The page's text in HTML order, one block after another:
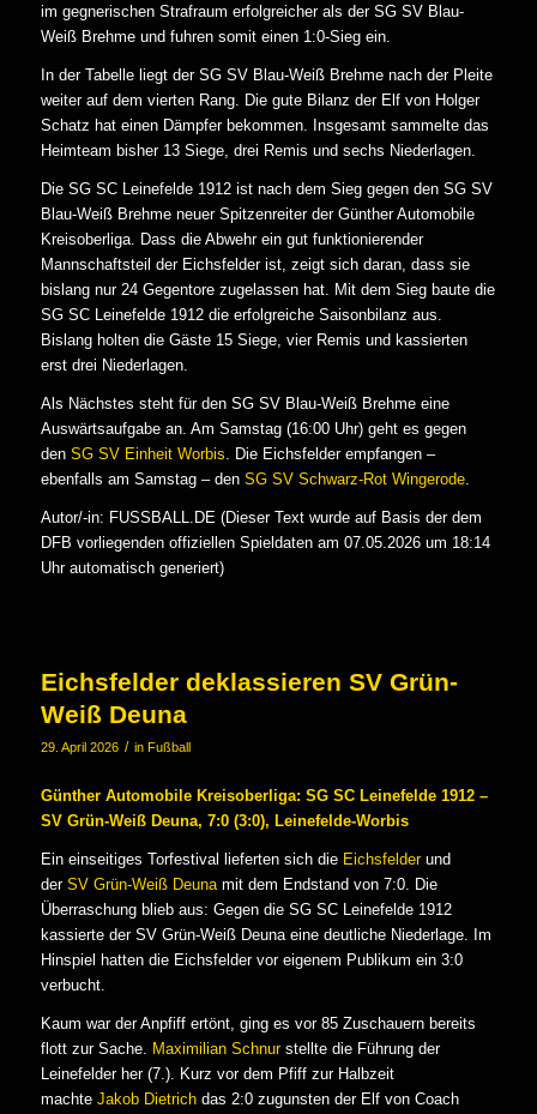
im gegnerischen Strafraum erfolgreicher als der SG SV Blau-
Weiß Brehme und fuhren somit einen 1:0-Sieg ein.
In der Tabelle liegt der SG SV Blau-Weiß Brehme nach der Pleite
weiter auf dem vierten Rang. Die gute Bilanz der Elf von Holger
Schatz hat einen Dämpfer bekommen. Insgesamt sammelte das
Heimteam bisher 13 Siege, drei Remis und sechs Niederlagen.
Die SG SC Leinefelde 1912 ist nach dem Sieg gegen den SG SV
Blau-Weiß Brehme neuer Spitzenreiter der Günther Automobile
Kreisoberliga. Dass die Abwehr ein gut funktionierender
Mannschaftsteil der Eichsfelder ist, zeigt sich daran, dass sie
bislang nur 24 Gegentore zugelassen hat. Mit dem Sieg baute die
SG SC Leinefelde 1912 die erfolgreiche Saisonbilanz aus.
Bislang holten die Gäste 15 Siege, vier Remis und kassierten
erst drei Niederlagen.
Als Nächstes steht für den SG SV Blau-Weiß Brehme eine
Auswärtsaufgabe an. Am Samstag (16:00 Uhr) geht es gegen
den SG SV Einheit Worbis . Die Eichsfelder empfangen –
ebenfalls am Samstag – den SG SV Schwarz-Rot Wingerode.
Autor/-in: FUSSBALL.DE (Dieser Text wurde auf Basis der dem
DFB vorliegenden offiziellen Spieldaten am 07.05.2026 um 18:14
Uhr automatisch generiert)
Eichsfelder deklassieren SV Grün-
Weiß Deuna
29. April 2026 / in Fußball
Günther Automobile Kreisoberliga: SG SC Leinefelde 1912 –
SV Grün-Weiß Deuna, 7:0 (3:0), Leinefelde-Worbis
Ein einseitiges Torfestival lieferten sich die Eichsfelderund
der SV Grün-Weiß Deunamit dem Endstand von 7:0. Die
Überraschung blieb aus: Gegen die SG SC Leinefelde 1912
kassierte der SV Grün-Weiß Deuna eine deutliche Niederlage. Im
Hinspiel hatten die Eichsfelder vor eigenem Publikum ein 3:0
verbucht.
Kaum war der Anpfiff ertönt, ging es vor 85 Zuschauern bereits
flott zur Sache. Maximilian Schnurstellte die Führung der
Leinefelder her (7.). Kurz vor dem Pfiff zur Halbzeit
machte Jakob Dietrichdas 2:0 zugunsten der Elf von Coach